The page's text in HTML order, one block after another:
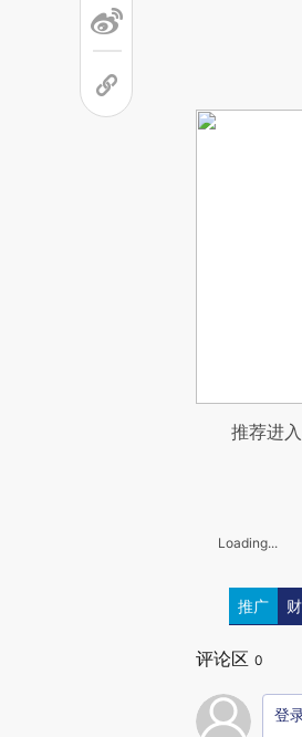
推荐进入
Loading...
推广
评论区 0
登